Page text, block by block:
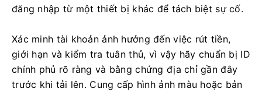
đăng nhập từ một thiết bị khác để tách biệt sự cố.
Xác minh tài khoản ảnh hưởng đến việc rút tiền,
giới hạn và kiểm tra tuân thủ, vì vậy hãy chuẩn bị ID
chính phủ rõ ràng và bằng chứng địa chỉ gần đây
trước khi tải lên. Cung cấp hình ảnh màu hoặc bản